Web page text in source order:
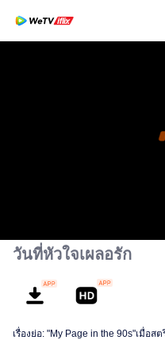
วันที่หัวใจเผลอรัก
เรื่องย่อ: "My Page in the 90s"เมื่อ